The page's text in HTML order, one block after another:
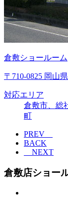
倉敷ショールーム
〒710-0825 岡山
対応エリア
倉敷市、総
町
PREV
BACK
NEXT
倉敷店ショー